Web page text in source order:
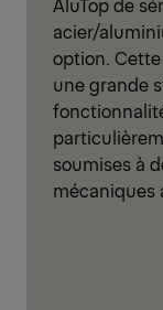
acier/
option.
une grande
soumises à
mécaniques